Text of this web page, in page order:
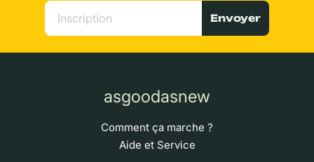
Envoyer
asgoodasnew
Comment ça marche ?
Aide et Service